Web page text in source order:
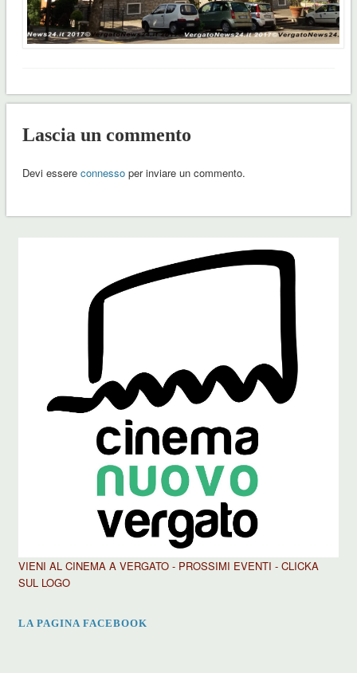
Lascia un commento
Devi essere connessoper inviare un commento.
VIENI AL CINEMA A VERGATO - PROSSIMI EVENTI - CLICKA
SUL LOGO
LA PAGINA FACEBOOK